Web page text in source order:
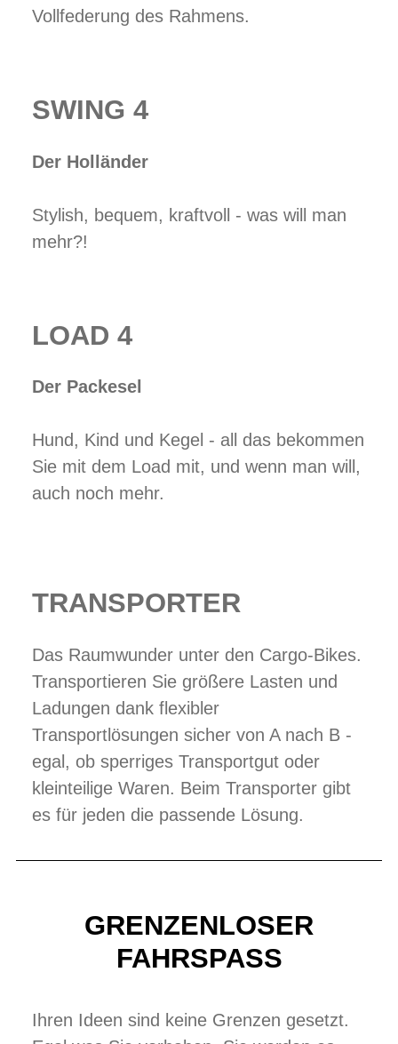
Vollfederung des Rahmens.
SWING 4
Der Holländer
Stylish, bequem, kraftvoll - was will man
mehr?!
LOAD 4
Der Packesel
Hund, Kind und Kegel - all das bekommen
Sie mit dem Load mit, und wenn man will,
auch noch mehr.
TRANSPORTER
Das Raumwunder unter den Cargo-Bikes.
Transportieren Sie größere Lasten und
Ladungen dank flexibler
Transportlösungen sicher von A nach B -
egal, ob sperriges Transportgut oder
kleinteilige Waren. Beim Transporter gibt
es für jeden die passende Lösung.
GRENZENLOSER
FAHRSPASS
Ihren Ideen sind keine Grenzen gesetzt.